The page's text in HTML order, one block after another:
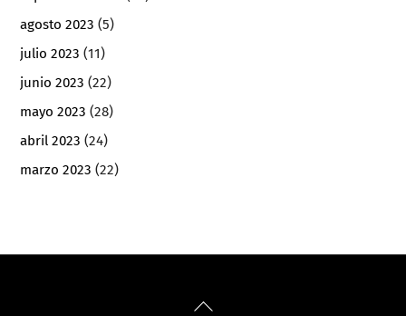
agosto 2023 (5)
julio 2023 (11)
junio 2023 (22)
mayo 2023 (28)
abril 2023 (24)
marzo 2023 (22)
Back